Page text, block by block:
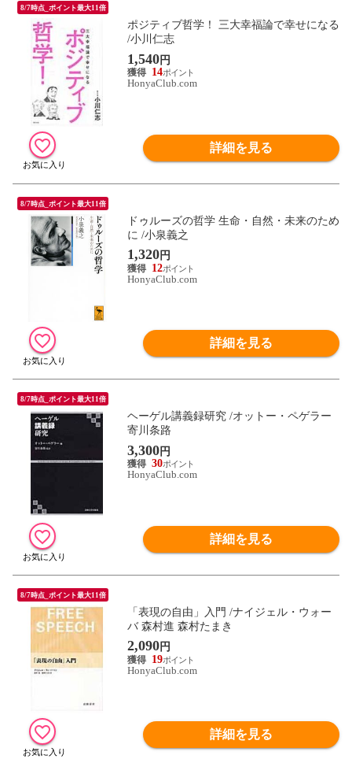
8/7時点_ポイント最大11倍
ポジティブ哲学！ 三大幸福論で幸せになる
/小川仁志
1,540円
14
HonyaClub.com
詳細を見る
8/7時点_ポイント最大11倍
ドゥルーズの哲学 生命・自然・未来のため
に /小泉義之
1,320円
12
HonyaClub.com
詳細を見る
8/7時点_ポイント最大11倍
ヘーゲル講義録研究 /オットー・ペゲラー
寄川条路
3,300円
30
HonyaClub.com
詳細を見る
8/7時点_ポイント最大11倍
「表現の自由」入門 /ナイジェル・ウォー
バ 森村進 森村たまき
2,090円
19
HonyaClub.com
詳細を見る